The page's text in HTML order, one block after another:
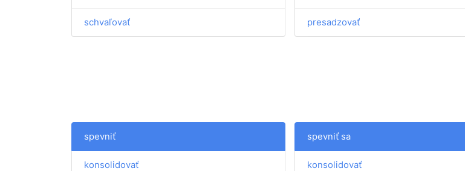
schvaľovať presadzovať
spevniť
konsolidovať
spevniť sa
konsolidovať